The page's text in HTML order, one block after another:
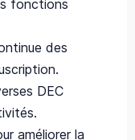
fonctions
des
DEC
améliorer la